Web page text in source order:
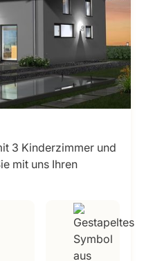
3 Kinderzimmer und
mit uns Ihren